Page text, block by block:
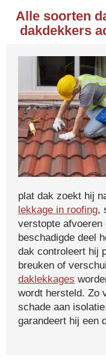
Alle soorten
dakdekkers
plat dak zoekt hij
lekkage in roofing,
verstopte
beschadigde deel
dak controleert hij
breuken of
daklekkages
wordt hersteld. Zo
schade aan
garandeert hij een